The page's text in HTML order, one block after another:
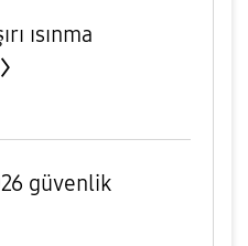
ısınma
güvenlik